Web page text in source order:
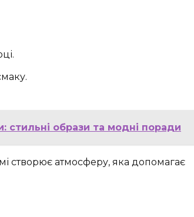
стильні образи та модні поради
створює атмосферу, яка допомагає